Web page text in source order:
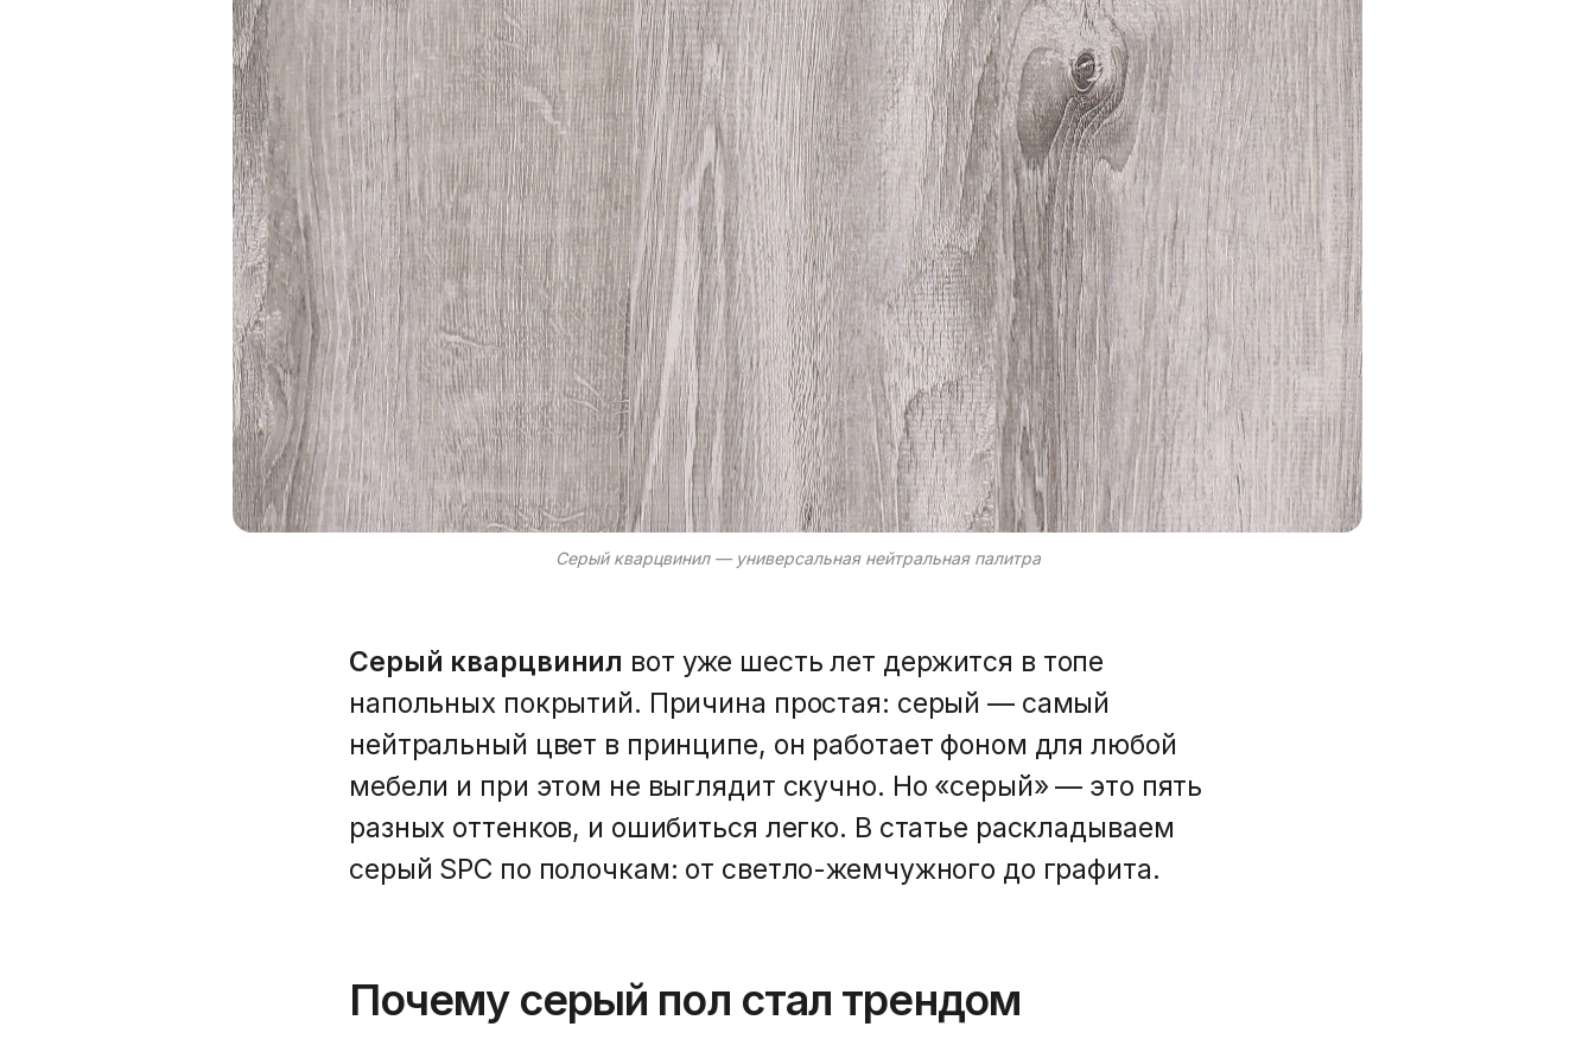
Серый кварцвинил — универсальная нейтральная палитра
Серый кварцвинил вот уже шесть лет держится в топе
напольных покрытий. Причина простая: серый — самый
нейтральный цвет в принципе, он работает фоном для любой
мебели и при этом не выглядит скучно. Но «серый» — это пять
разных оттенков, и ошибиться легко. В статье раскладываем
серый SPC по полочкам: от светло-жемчужного до графита.
Почему серый пол стал трендом